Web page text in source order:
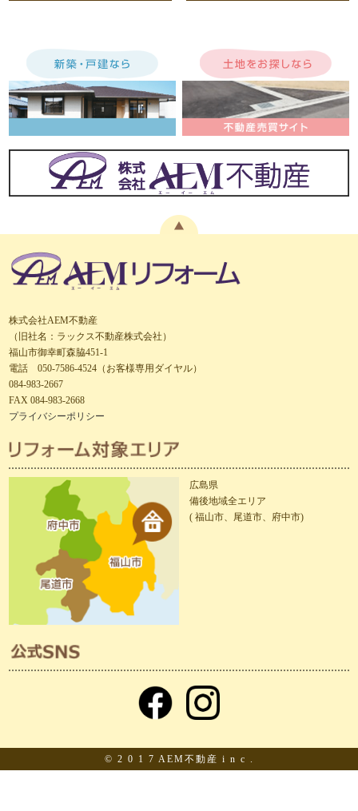
株式会社AEM不動産
（旧社名：ラックス不動産株式会社）
福山市御幸町森脇451-1
電話 050-7586-4524（お客様専用ダイヤル）
084-983-2667
FAX 084-983-2668
プライバシーポリシー
広島県
備後地域全エリア
( 福山市、尾道市、府中市)
© 2 0 1 7 AEM不動産 i n c .